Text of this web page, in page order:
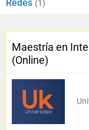
Redes (1)
Maestría en
(Online)